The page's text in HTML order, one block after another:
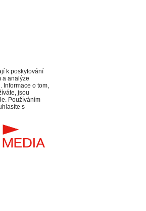
k poskytování
a analýze
Informace o tom,
jsou
Používáním
s